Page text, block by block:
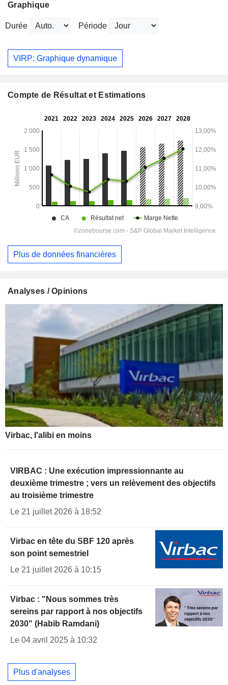
Graphique
Durée Période
VIRP: Graphique dynamique
Compte de Résultat et Estimations
Plus de données financières
Analyses / Opinions
Virbac, l'alibi en moins
VIRBAC : Une exécution impressionnante au
deuxième trimestre ; vers un relèvement des objectifs
au troisième trimestre
Le 21 juillet 2026 à 18:52
Virbac en tête du SBF 120 après
son point semestriel
Le 21 juillet 2026 à 10:15
Virbac : "Nous sommes très
sereins par rapport à nos objectifs
2030" (Habib Ramdani)
Le 04 avril 2025 à 10:32
Plus d'analyses